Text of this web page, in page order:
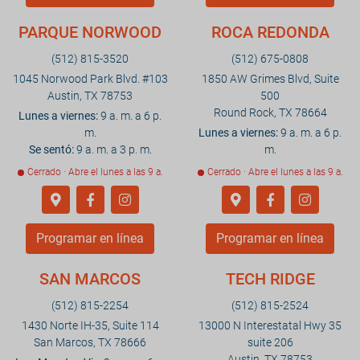
PARQUE NORWOOD
(512) 815-3520
1045 Norwood Park Blvd. #103
Austin, TX 78753
Lunes a viernes:9 a. m. a 6 p.
m.
Se sentó:9 a. m. a 3 p. m.
Cerrado · Abre el lunes a las 9 a.
Programar en línea
ROCA REDONDA
(512) 675-0808
1850 AW Grimes Blvd, Suite
500
Round Rock, TX 78664
Lunes a viernes:9 a. m. a 6 p.
m.
Cerrado · Abre el lunes a las 9 a.
Programar en línea
SAN MARCOS
(512) 815-2254
1430 Norte IH-35, Suite 114
San Marcos, TX 78666
TECH RIDGE
(512) 815-2524
13000 N Interestatal Hwy 35
suite 206